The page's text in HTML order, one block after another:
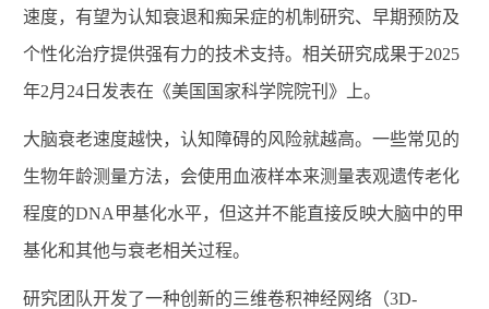
速度，有望为认知衰退和痴呆症的机制研究、早期预防及
个性化治疗提供强有力的技术支持。相关研究成果于2025
年2月 24 日发表在《美国国家科学院院刊》上。
大脑衰老速度越快，认知障碍的风险就越高。一些常见的
生物年龄测量方法，会使用血液样本来测量表观遗传老化
程度的DNA 甲基化水平，但这并不能直接反映大脑中的甲
基化和其他与衰老相关过程。
研究团队开发了一种创新的三维卷积神经网络（3D-